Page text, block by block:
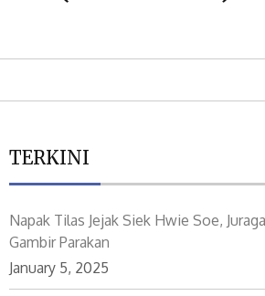
TERKINI
Napak Tilas Jejak Siek Hwie Soe,
Gambir Parakan
January 5, 2025